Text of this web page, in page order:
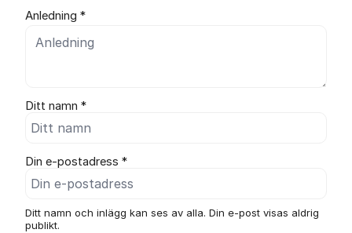
Anledning *
Ditt namn *
Din e-postadress *
Ditt namn och inlägg kan ses av alla. Din e-post visas aldrig
publikt.